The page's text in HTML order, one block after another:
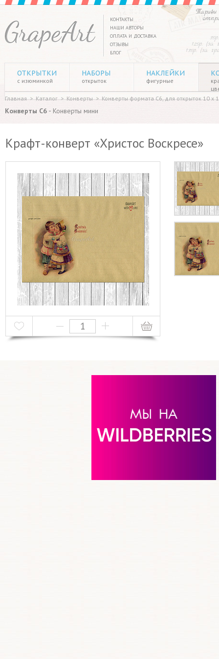
Тарифы
125р. (за
135р. (за
КОНТАКТЫ
НАШИ АВТОРЫ
ОПЛАТА И ДОСТАВКА
ОТЗЫВЫ
БЛОГ
ОТКРЫТКИ
с изюминкой
НАБОРЫ
открыток
НАКЛЕЙКИ
фигурные
Главная > Каталог > Конверты > Конверты формата C6, для открыток 10 х
Конверты C6 - Конверты мини
Крафт-конверт «Христос Воскресе»